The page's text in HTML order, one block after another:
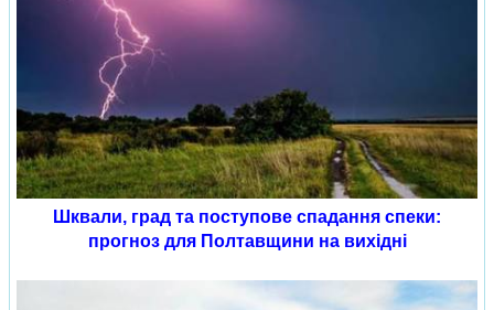
Шквали, град та поступове спадання спеки:
прогноз для Полтавщини на вихідні